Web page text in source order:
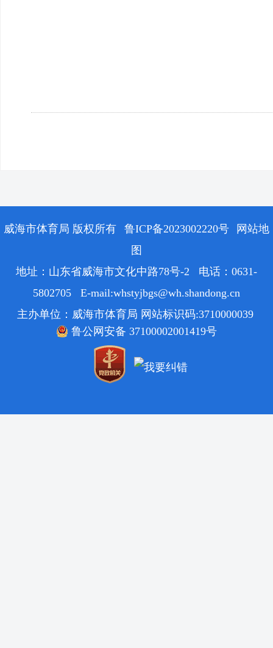
威海市体育局 版权所有 鲁ICP备2023002220号
网站地
图
地址：山东省威海市文化中路78号-2 电话：0631-
5802705 E-mail:whstyjbgs@wh.shandong.cn
主办单位：威海市体育局 网站标识码:3710000039
鲁公网安备 37100002001419号